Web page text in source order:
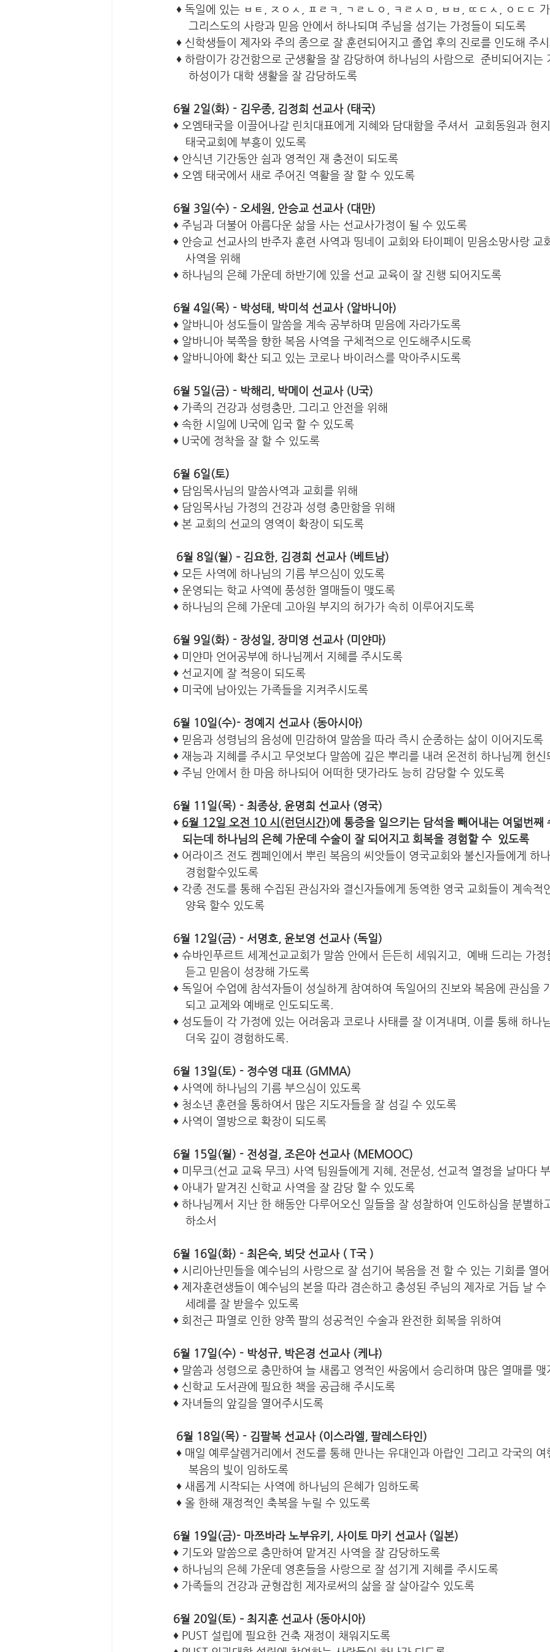
♦ 독일에 있는 ㅂㅌ, ㅈㅇㅅ, ㅍㄹㅋ, ㄱㄹㄴㅇ, ㅋㄹㅅㅁ, ㅂㅂ, ㄸㄷㅅ, ㅇㄷㄷ
     그리스도의 사랑과 믿음 안에서 하나되며 주님을 섬기는 가정들이 되도록
♦ 신학생들이 제자와 주의 종으로 잘 훈련되어지고 졸업 후의 진로를 인도해 주
♦ 하람이가 강건함으로 군생활을 잘 감당하여 하나님의 사람으로  준비되어지는
     하성이가 대학 생활을 잘 감당하도록
6월 2일(화) - 김우종, 김정희 선교사 (태국)
♦ 오엠태국을 이끌어나갈 린치대표에게 지혜와 담대함을 주셔서  교회동원과 현
    태국교회에 부흥이 있도록
♦ 안식년 기간동안 쉼과 영적인 재 충전이 되도록
♦ 오엠 태국에서 새로 주어진 역활을 잘 할 수 있도록
6월 3일(수) - 오세원, 안승교 선교사 (대만)
♦ 주님과 더불어 아름다운 삶을 사는 선교사가정이 될 수 있도록
♦ 안승교 선교사의 반주자 훈련 사역과 띵네이 교회와 타이페이 믿음소망사랑 교
    사역을 위해
♦ 하나님의 은혜 가운데 하반기에 있을 선교 교육이 잘 진행 되어지도록
6월 4일(목) - 박성태, 박미석 선교사 (알바니아)
♦ 알바니아 성도들이 말씀을 계속 공부하며 믿음에 자라가도록
♦ 알바니아 북쪽을 향한 복음 사역을 구체적으로 인도해주시도록
♦ 알바니아에 확산 되고 있는 코로나 바이러스를 막아주시도록
6월 5일(금) - 박해리, 박메이 선교사 (U국)
♦ 가족의 건강과 성령충만, 그리고 안전을 위해
♦ 속한 시일에 U국에 입국 할 수 있도록
♦ U국에 정착을 잘 할 수 있도록
6월 6일(토)
♦ 담임목사님의 말씀사역과 교회를 위해
♦ 담임목사님 가정의 건강과 성령 충만함을 위해
♦ 본 교회의 선교의 영역이 확장이 되도록
6월 8일(월) – 김요한, 김경희 선교사 (베트남)
♦ 모든 사역에 하나님의 기름 부으심이 있도록
♦ 운영되는 학교 사역에 풍성한 열매들이 맺도록
♦ 하나님의 은혜 가운데 고아원 부지의 허가가 속히 이루어지도록
6월 9일(화) - 장성일, 장미영 선교사 (미얀마)
♦ 미얀마 언어공부에 하나님께서 지혜를 주시도록
♦ 선교지에 잘 적응이 되도록
♦ 미국에 남아있는 가족들을 지켜주시도록
6월 10일(수)- 정예지 선교사 (동아시아)
♦ 믿음과 성령님의 음성에 민감하여 말씀을 따라 즉시 순종하는 삶이 이어지도록
♦ 재능과 지혜를 주시고 무엇보다 말씀에 깊은 뿌리를 내려 온전히 하나님께 헌신
♦ 주님 안에서 한 마음 하나되어 어떠한 댓가라도 능히 감당할 수 있도록
6월 11일(목) - 최종상, 윤명희 선교사 (영국)
♦ 6월 12일 오전 10 시(런던시간)에 통증을 일으키는 담석을 빼어내는 여덟번째
   되는데 하나님의 은혜 가운데 수술이 잘 되어지고 회복을 경험할 수 있도록
♦ 어라이즈 전도 켐페인에서 뿌린 복음의 씨앗들이 영국교회와 불신자들에게 하
    경험할수있도록
♦ 각종 전도를 통해 수집된 관심자와 결신자들에게 동역한 영국 교회들이 계속적
    양육 할수 있도록
6월 12일(금) - 서명호, 윤보영 선교사 (독일)
♦ 슈바인푸르트 세계선교교회가 말씀 안에서 든든히 세워지고,  예배 드리는 가
    듣고 믿음이 성장해 가도록
♦ 독일어 수업에 참석자들이 성실하게 참여하여 독일어의 진보와 복음에 관심을
    되고 교제와 예배로 인도되도록.
♦ 성도들이 각 가정에 있는 어려움과 코로나 사태를 잘 이겨내며, 이를 통해 하나
    더욱 깊이 경험하도록.
6월 13일(토) - 정수영 대표 (GMMA)
♦ 사역에 하나님의 기름 부으심이 있도록
♦ 청소년 훈련을 통하여서 많은 지도자들을 잘 섬길 수 있도록
♦ 사역이 열방으로 확장이 되도록
6월 15일(월) - 전성걸, 조은아 선교사 (MEMOOC)
♦ 미무크(선교 교육 무크) 사역 팀원들에게 지혜, 전문성, 선교적 열정을 날마다
♦ 아내가 맡겨진 신학교 사역을 잘 감당 할 수 있도록
♦ 하나님께서 지난 한 해동안 다루어오신 일들을 잘 성찰하여 인도하심을 분별하
    하소서
6월 16일(화) - 최은숙, 뵈닷 선교사 ( T국 )
♦ 시리아난민들을 예수님의 사랑으로 잘 섬기어 복음을 전 할 수 있는 기회를 열
♦ 제자훈련생들이 예수님의 본을 따라 겸손하고 충성된 주님의 제자로 거듭 날
    세례를 잘 받을수 있도록
♦ 회전근 파열로 인한 양쪽 팔의 성공적인 수술과 완전한 회복을 위하여
6월 17일(수) - 박성규, 박은경 선교사 (케냐)
♦ 말씀과 성령으로 충만하여 늘 새롭고 영적인 싸움에서 승리하며 많은 열매를 맺
♦ 신학교 도서관에 필요한 책을 공급해 주시도록
♦ 자녀들의 앞길을 열어주시도록
6월 18일(목) - 김팔복 선교사 (이스라엘, 팔레스타인)
♦ 매일 예루살렘거리에서 전도를 통해 만나는 유대인과 아랍인 그리고 각국의
     복음의 빛이 임하도록
♦ 새롭게 시작되는 사역에 하나님의 은혜가 임하도록
♦ 올 한해 재정적인 축복을 누릴 수 있도록
6월 19일(금)- 마쯔바라 노부유키, 사이토 마키 선교사 (일본)
♦ 기도와 말씀으로 충만하여 맡겨진 사역을 잘 감당하도록
♦ 하나님의 은혜 가운데 영혼들을 사랑으로 잘 섬기게 지혜를 주시도록
♦ 가족들의 건강과 균형잡힌 제자로써의 삶을 잘 살아갈수 있도록
6월 20일(토) – 최지훈 선교사 (동아시아)
♦ PUST 설립에 필요한 건축 재정이 채워지도록